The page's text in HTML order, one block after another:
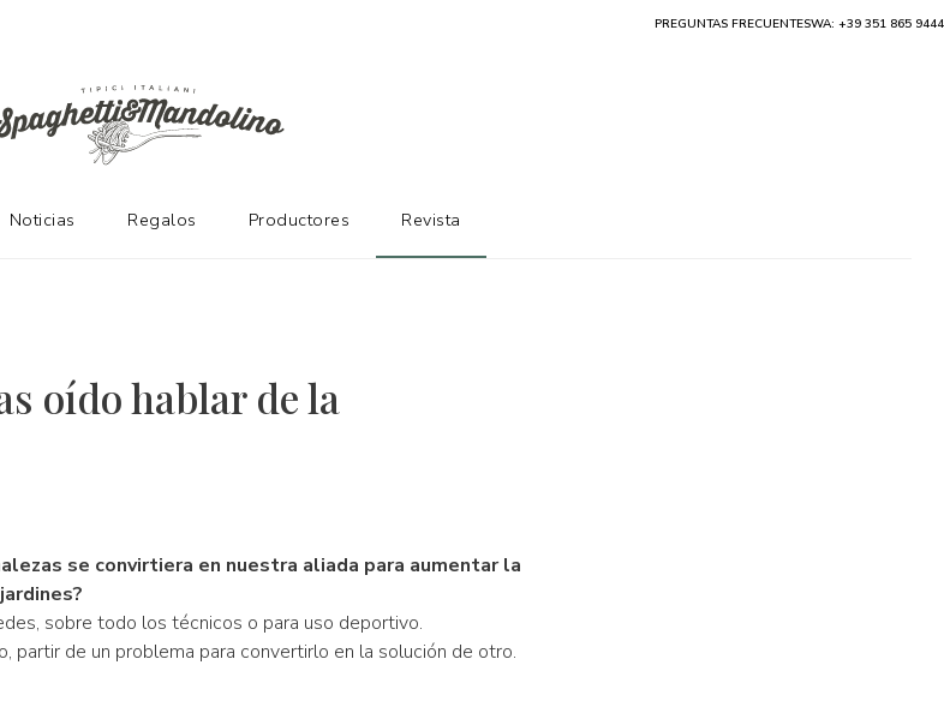
oído hablar de la
se convirtiera en nuestra aliada para aumentar la
sobre todo los técnicos o para uso deportivo.
partir de un problema para convertirlo en la solución de otro.
PREGUNTAS FRECUENTESWA: +39 351 865 9444
Noticias Regalos Productores Revista